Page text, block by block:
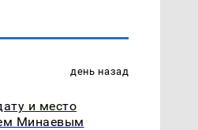
день назад
и место
Минаевым